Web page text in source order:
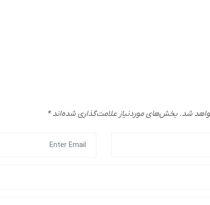
شد. بخش‌های موردنیاز علامت‌گذاری شده‌اند*